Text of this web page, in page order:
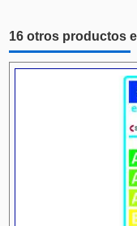
16 otros productos